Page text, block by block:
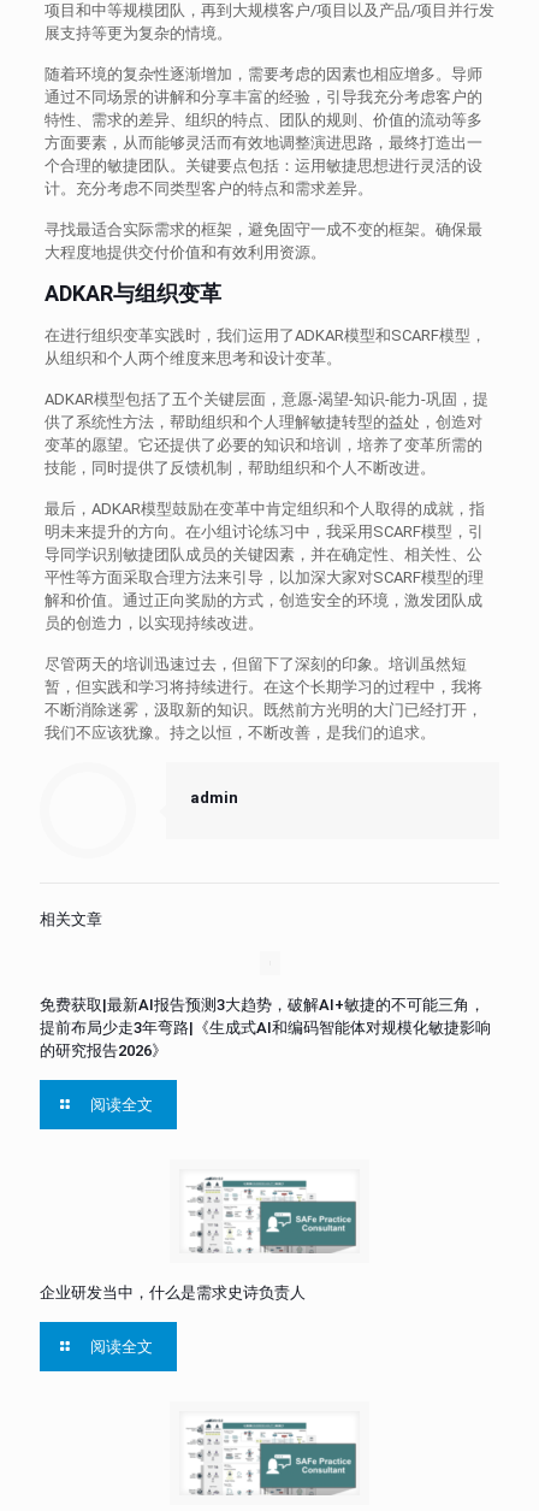
项目和中等规模团队，再到大规模客户/项目以及产品/项目并行发
展支持等更为复杂的情境。
随着环境的复杂性逐渐增加，需要考虑的因素也相应增多。导师
通过不同场景的讲解和分享丰富的经验，引导我充分考虑客户的
特性、需求的差异、组织的特点、团队的规则、价值的流动等多
方面要素，从而能够灵活而有效地调整演进思路，最终打造出一
个合理的敏捷团队。关键要点包括：运用敏捷思想进行灵活的设
计。充分考虑不同类型客户的特点和需求差异。
寻找最适合实际需求的框架，避免固守一成不变的框架。确保最
大程度地提供交付价值和有效利用资源。
ADKAR与组织变革
在进行组织变革实践时，我们运用了ADKAR模型和SCARF模型，
从组织和个人两个维度来思考和设计变革。
ADKAR模型包括了五个关键层面，意愿-渴望-知识-能力-巩固，提
供了系统性方法，帮助组织和个人理解敏捷转型的益处，创造对
变革的愿望。它还提供了必要的知识和培训，培养了变革所需的
技能，同时提供了反馈机制，帮助组织和个人不断改进。
最后，ADKAR模型鼓励在变革中肯定组织和个人取得的成就，指
明未来提升的方向。在小组讨论练习中，我采用SCARF模型，引
导同学识别敏捷团队成员的关键因素，并在确定性、相关性、公
平性等方面采取合理方法来引导，以加深大家对SCARF模型的理
解和价值。通过正向奖励的方式，创造安全的环境，激发团队成
员的创造力，以实现持续改进。
尽管两天的培训迅速过去，但留下了深刻的印象。培训虽然短
暂，但实践和学习将持续进行。在这个长期学习的过程中，我将
不断消除迷雾，汲取新的知识。既然前方光明的大门已经打开，
我们不应该犹豫。持之以恒，不断改善，是我们的追求。
admin
相关文章
免费获取|最新AI报告预测3大趋势，破解AI+敏捷的不可能三角，
提前布局少走3年弯路|《生成式AI和编码智能体对规模化敏捷影响
的研究报告2026》
阅读全文
企业研发当中，什么是需求史诗负责人
阅读全文